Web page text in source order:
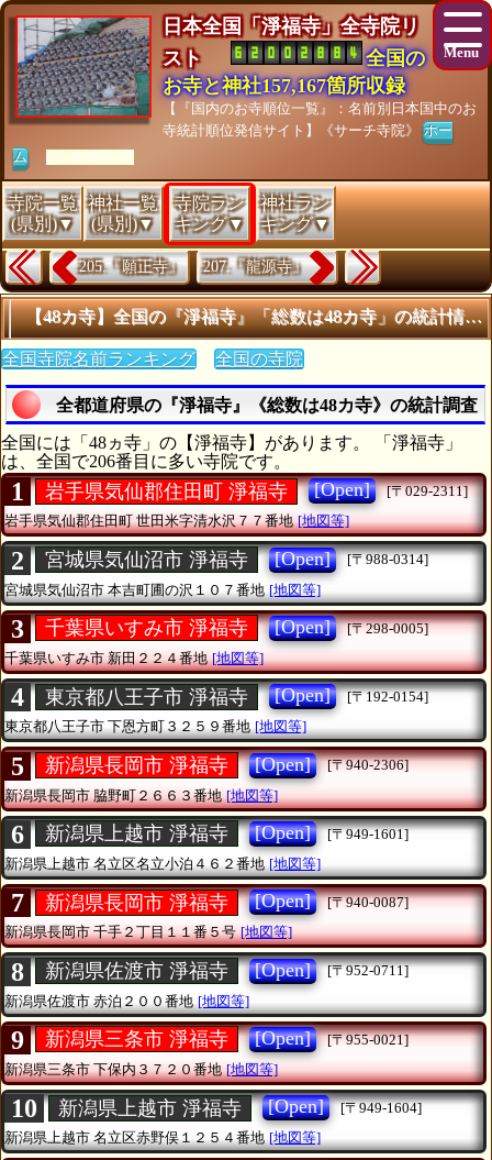
日本全国「淨福寺」全寺院リ
スト
全国の
お寺と神社157,167箇所収録
【『国内のお寺順位一覧』：名前別日本国中のお
寺統計順位発信サイト】《サーチ寺院》ホー
ム
[As of 26/07/28]
寺院一覧
(県別)▼
神社一覧
(県別)▼
寺院ラン
キング▼
神社ラン
キング▼
205.『願正寺』 207.『龍源寺』
【48カ寺】全国の『淨福寺』「総数は48カ寺」の統計情報
全国寺院名前ランキング 全国の寺院
全都道府県の『淨福寺』《総数は48カ寺》の統計調査
全国には「48ヵ寺」の【淨福寺】があります。 「淨福寺」
は、全国で206番目に多い寺院です。
1 岩手県気仙郡住田町 淨福寺 [Open]
[〒029-2311]
岩手県気仙郡住田町世田米字清水沢７７番地 [地図等]
2 宮城県気仙沼市 淨福寺 [Open]
[〒988-0314]
宮城県気仙沼市 本吉町圃の沢１０７番地 [地図等]
3 千葉県いすみ市 淨福寺 [Open]
[〒298-0005]
千葉県いすみ市新田２２４番地 [地図等]
4 東京都八王子市 淨福寺 [Open]
[〒192-0154]
東京都八王子市下恩方町３２５９番地 [地図等]
5 新潟県長岡市 淨福寺 [Open]
[〒940-2306]
新潟県長岡市脇野町２６６３番地 [地図等]
6 新潟県上越市 淨福寺 [Open]
[〒949-1601]
新潟県上越市 名立区名立小泊４６２番地 [地図等]
7 新潟県長岡市 淨福寺 [Open]
[〒940-0087]
新潟県長岡市千手２丁目１１番５号 [地図等]
8 新潟県佐渡市 淨福寺 [Open]
[〒952-0711]
新潟県佐渡市 赤泊２００番地 [地図等]
9 新潟県三条市 淨福寺 [Open]
[〒955-0021]
新潟県三条市下保内３７２０番地 [地図等]
10 新潟県上越市 淨福寺 [Open]
[〒949-1604]
新潟県上越市名立区赤野俣１２５４番地 [地図等]